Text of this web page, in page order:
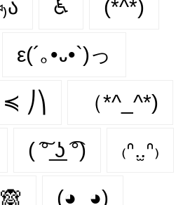
♿ (*^*)
ε(´｡•᎑•`)っ
⎠⎞ （*^_^*)
( ͠° ͟ʖ ͡°) ₍ᐢ.̫.ᐢ₎
🙈 (◕‿◕)